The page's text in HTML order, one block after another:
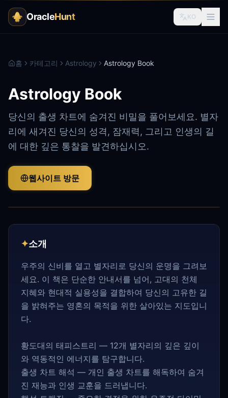
OracleHunt KO
홈 카테고리 Astrology Astrology Book
Astrology Book
당신의 출생 차트에 숨겨진 비밀을 풀어보세요. 별자
리에 새겨진 당신의 성격, 잠재력, 그리고 인생의 길
에 대한 깊은 통찰을 발견하십시오.
웹사이트 방문
✦소개
우주의 신비를 열고 별자리로 당신의 운명을 그려보
세요. 이 책은 단순한 안내서를 넘어, 고대의 천체
지혜와 현대적 실용성을 결합하여 당신의 고유한 길
을 밝혀주는 영혼의 목적을 위한 살아있는 지도입니
다.
황도대의 태피스트리 — 12개 별자리의 깊은 깊이
와 역동적인 에너지를 탐구합니다.
출생 차트 해석 — 개인 출생 차트를 해독하여 숨겨
진 재능과 인생 교훈을 드러냅니다.